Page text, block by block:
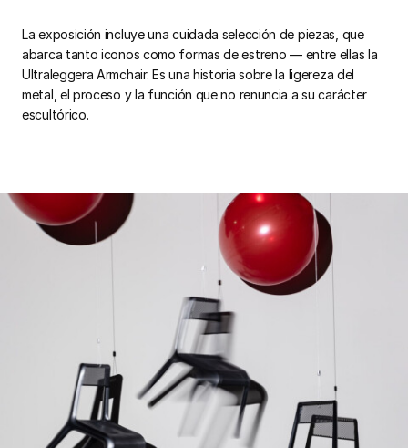
La exposición incluye una cuidada selección de piezas, que
abarca tanto iconos como formas de estreno — entre ellas la
Ultraleggera Armchair. Es una historia sobre la ligereza del
metal, el proceso y la función que no renuncia a su carácter
escultórico.